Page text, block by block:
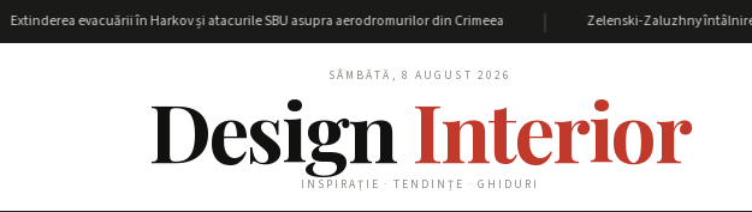
Extinderea evacuării în Harkov și atacurile SBU asupra aerodromurilor din Crimeea Zelenski-Zaluzhny întâlnire:
SÂMBĂTĂ, 8 AUGUST 2026
DesignInterior
INSPIRAȚIE · TENDINȚE · GHIDURI